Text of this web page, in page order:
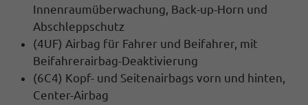
Innenraumüberwachung, Back-up-Horn und
Abschleppschutz
(4UF) Airbag für Fahrer und Beifahrer, mit
Beifahrerairbag-Deaktivierung
(6C4) Kopf- und Seitenairbags vorn und hinten,
Center-Airbag